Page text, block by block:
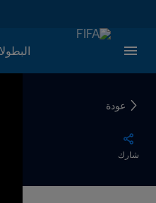
عودة
شارك